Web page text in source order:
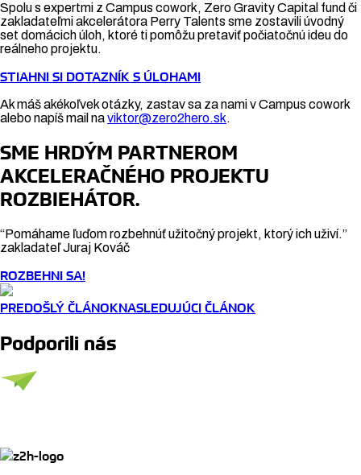
Spolu s expertmi z Campus cowork, Zero Gravity Capital fund či
zakladateľmi akcelerátora Perry Talents sme zostavili úvodný
set domácich úloh, ktoré ti pomôžu pretaviť počiatočnú ideu do
reálneho projektu.
STIAHNI SI DOTAZNÍK S ÚLOHAMI
Ak máš akékoľvek otázky, zastav sa za nami v Campus cowork
alebo napíš mail naviktor@zero2hero.sk.
SME HRDÝM PARTNEROM
AKCELERAČNÉHO PROJEKTU
ROZBIEHÁTOR.
“Pomáhame ľuďom rozbehnúť užitočný projekt, ktorý ich uživí.”
zakladateľ Juraj Kováč
ROZBEHNI SA!
PREDOŠLÝ ČLÁNOKNASLEDUJÚCI ČLÁNOK
Podporili nás